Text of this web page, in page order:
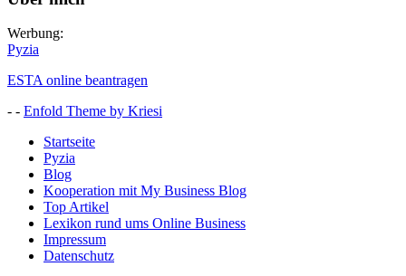
Werbung:
Pyzia
ESTA online beantragen
- - Enfold Theme by Kriesi
Startseite
Pyzia
Blog
Kooperation mit My Business Blog
Top Artikel
Lexikon rund ums Online Business
Impressum
Datenschutz